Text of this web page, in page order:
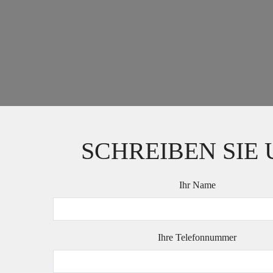
SCHREIBEN SIE
Ihr Name
Ihre Telefonnummer